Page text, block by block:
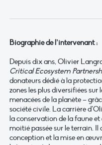
Biographie de l’intervenant :
Depuis dix ans, Olivier
Critical Ecosystem
donateurs dédié à la
zones les plus diversifiées
menacées de la planète –
société civile. La carrière
la conservation de la faune
moitié passée sur le terrain. Il
conception et la mise en